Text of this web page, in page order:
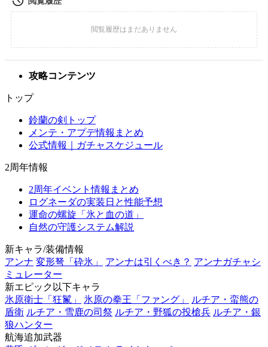
攻略コンテンツ
トップ
鈴蘭の剣トップ
メンテ・アプデ情報まとめ
公式情報｜ガチャスケジュール
2周年情報
2周年イベント情報まとめ
ログネーダの実装日と性能予想
運命の螺旋「氷と血の道」
自然の守護システム解説
新キャラ/装備情報
アンナ 変形弩「砕氷」 アンナは引くべき？ アンナガチャシ
ミュレーター
新エピック以下キャラ
氷原衛士「狂鬣」
氷原の拳王「ファング」
ルチア・蛮熊の
盾衛 ルチア・雪鹿の司祭 ルチア・野狐の投槍兵 ルチア・銀
狼ハンター
航海追加武器